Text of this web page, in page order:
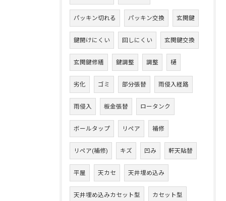
パッキン切れる パッキン交換 玄関鍵
鍵開けにくい 回しにくい 玄関鍵交換
玄関鍵修繕 鍵調整 調整 樋
劣化 ゴミ 部分張替 雨侵入経路
雨侵入 板金張替 ロータンク
ボールタップ リペア 補修
リペア(補修) キズ 凹み 軒天貼替
平屋 天カセ 天井埋め込み
天井埋め込みカセット型 カセット型